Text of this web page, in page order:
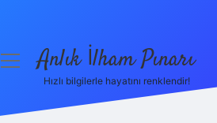
menüyüAnlık İlham Pınarı
Hızlı bilgilerle hayatını renklendir!